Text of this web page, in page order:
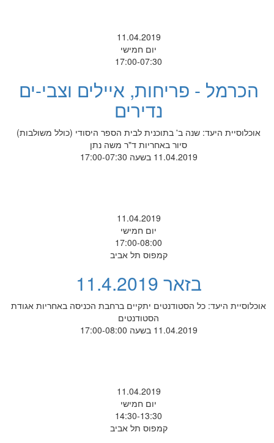
11.04.2019
יום חמישי
17:00-07:30
הכרמל - פריחות, איילים וצבי-ים
נדירים
אוכלוסיית היעד: שנה ב' בתוכנית לבית הספר היסודי (כולל משולבות)
סיור באחריות ד"ר משה נתן
11.04.2019 בשעה 17:00-07:30
11.04.2019
יום חמישי
17:00-08:00
קמפוס תל אביב
בזאר 11.4.2019
אוכלוסיית היעד: כל הסטודנטים יתקיים ברחבת הכניסה באחריות אגודת
הסטודנטים
11.04.2019 בשעה 17:00-08:00
11.04.2019
יום חמישי
14:30-13:30
קמפוס תל אביב